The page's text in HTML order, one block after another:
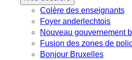
Colère des enseignants
Foyer anderlechtois
Nouveau gouvernement
Fusion des zones de
Bonjour Bruxelles